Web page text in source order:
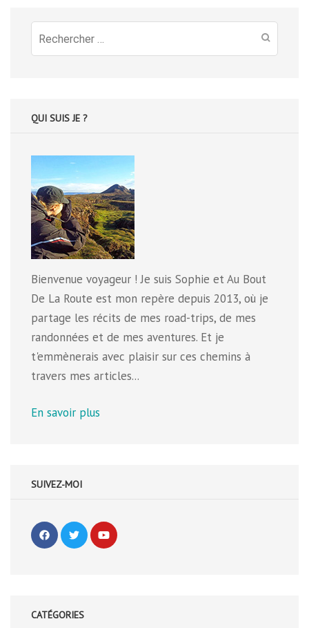
Recherche
pour
QUI SUIS JE ?
Bienvenue voyageur ! Je suis Sophie et Au Bout
De La Route est mon repère depuis 2013, où je
partage les récits de mes road-trips, de mes
randonnées et de mes aventures. Et je
t'emmènerais avec plaisir sur ces chemins à
travers mes articles...
En savoir plus
SUIVEZ-MOI
CATÉGORIES